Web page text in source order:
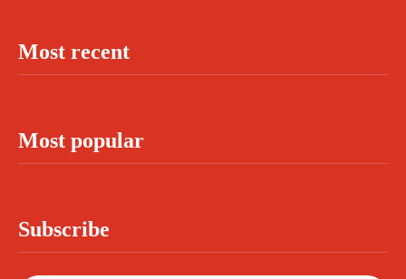
Most recent
Most popular
Subscribe